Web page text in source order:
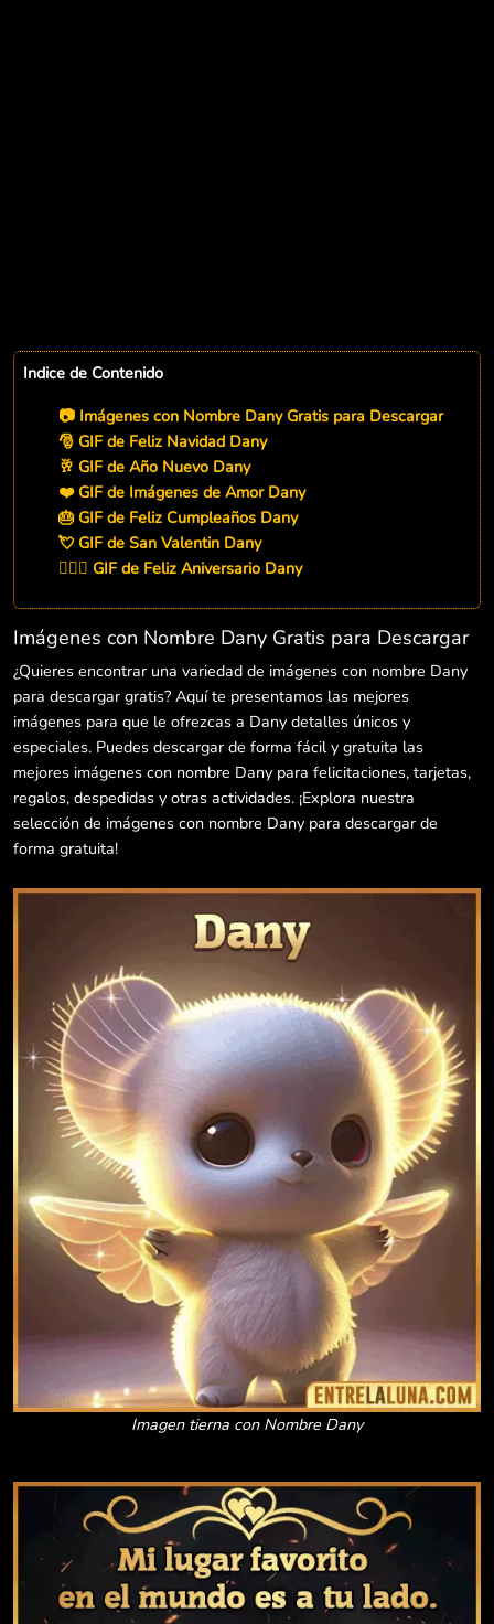
Indice de Contenido
📷 Imágenes con Nombre Dany Gratis para Descargar
🎅 GIF de Feliz Navidad Dany
🥂 GIF de Año Nuevo Dany
❤️ GIF de Imágenes de Amor Dany
🎂 GIF de Feliz Cumpleaños Dany
💘 GIF de San Valentin Dany
👨‍❤️‍👨 GIF de Feliz Aniversario Dany
Imágenes con Nombre Dany Gratis para Descargar
¿Quieres encontrar una variedad de imágenes con nombre Dany
para descargar gratis? Aquí te presentamos las mejores
imágenes para que le ofrezcas a Dany detalles únicos y
especiales. Puedes descargar de forma fácil y gratuita las
mejores imágenes con nombre Dany para felicitaciones, tarjetas,
regalos, despedidas y otras actividades. ¡Explora nuestra
selección de imágenes con nombre Dany para descargar de
forma gratuita!
Imagen tierna con Nombre Dany